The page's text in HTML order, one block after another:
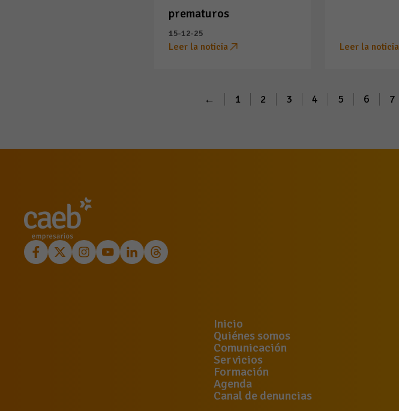
prematuros
15-12-25
Leer la noticia Leer la noticia
← 1 2 3 4 5 6 7
Inicio
Quiénes somos
Comunicación
Servicios
Formación
Agenda
Canal de denuncias